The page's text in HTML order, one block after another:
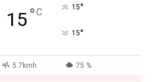
15°C 15°
15°
5.7kmh 75 %